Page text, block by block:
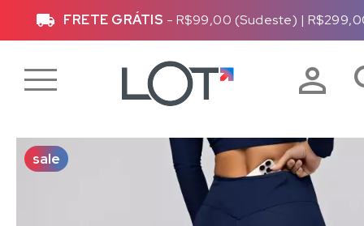
FRETE GRÁTIS - R$99,00 (Sudeste) |
sale